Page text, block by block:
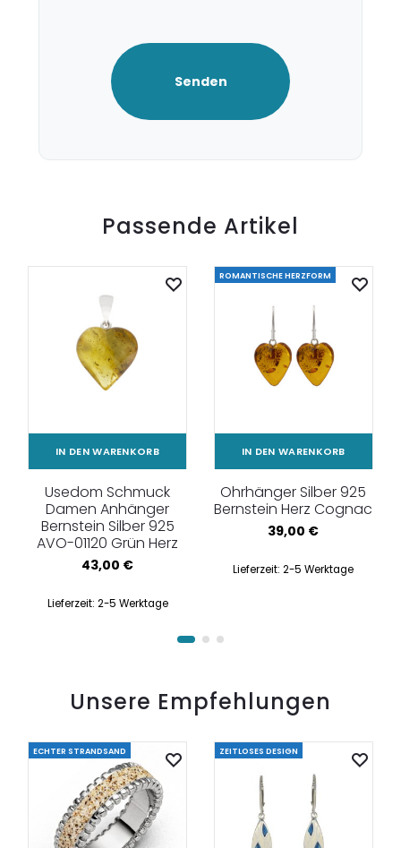
Passende Artikel
IN DEN WARENKORB
Usedom Schmuck
Damen Anhänger
Bernstein Silber 925
AVO-01120 Grün Herz
43,00 €
Lieferzeit: 2-5 Werktage
ROMANTISCHE HERZFORM
IN DEN WARENKORB
Ohrhänger Silber 925
Bernstein Herz Cognac
39,00 €
Lieferzeit:2-5 Werktage
Unsere Empfehlungen
ECHTER STRANDSAND ZEITLOSES DESIGN